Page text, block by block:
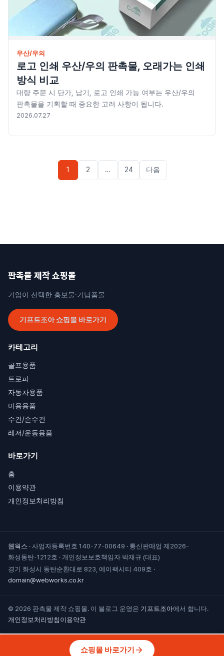
우산/우의
로고 인쇄 우산/우의 판촉물, 오래가는 인쇄
방식 비교
대량 주문 시 단가, 납기, 로고 인쇄 가능 여부는 우산/우의
판촉물을 기획할 때 중요한 고려 사항이 됩니다.
2026.07.27
1 2 … 24 다음
판촉물 제작 쇼핑몰
기업이 선택한 홍보물·기념품몰
기프트조아 쇼핑몰 바로가기
카테고리
골프용품
트로피
자동차용품
미용용품
수건/손수건
레저/운동용품
바로가기
홈
이용약관
개인정보처리방침
웹웍스 · 사업자등록번호 140-77-00649 · 통신판매업 제2026-
화성동탄-1212호 · 개인정보보호책임자 박재규 (대표)
경기 화성시 동탄순환대로 823, 에이팩시티 409호 ·
domain@webworks.co.kr
© 2026 판촉물 제작 쇼핑몰. 이 블로그 운영은 기프트조아에서 합니다.
개인정보처리방침 이용약관
쇼핑몰 바로가기